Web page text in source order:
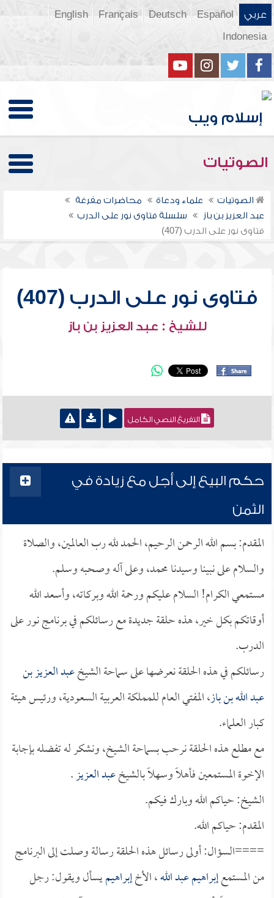
عربي Español
Deutsch
Français
English
Indonesia
الصوتيات
الصوتيات علماء ودعاة
محاضرات مفرغة
عبد العزيز بن باز
سلسلة فتاوى نور على الدرب
فتاوى نور على الدرب (407)
فتاوى نور على الدرب (407)
للشيخ : عبد العزيز بن باز
التفريغ النصي الكامل
حكم البيع إلى أجل مع زيادة في
الثمن
المقدم: بسم الله الرحمن الرحيم، الحمد لله رب العالمين، والصلاة
والسلام على نبينا وسيدنا محمد، وعلى آله وصحبه وسلم.
مستمعي الكرام! السلام عليكم ورحمة الله وبركاته، وأسعد الله
أوقاتكم بكل خير، هذه حلقة جديدة مع رسائلكم في برنامج نور على
الدرب.
رسائلكم في هذه الحلقة نعرضها على سماحة الشيخعبد العزيز بن
عبد الله بن باز، المفتي العام للمملكة العربية السعودية، ورئيس هيئة
كبار العلماء.
مع مطلع هذه الحلقة نرحب بسماحة الشيخ، ونشكر له تفضله بإجابة
الإخوة المستمعين فأهلاً وسهلاً بالشيخعبد العزيز.
الشيخ: حياكم الله وبارك فيكم.
المقدم: حياكم الله.
====السؤال: أولى رسائل هذه الحلقة رسالة وصلت إلى البرنامج
من المستمعإبراهيم عبد الله، الأخإبراهيميسأل ويقول: رجل